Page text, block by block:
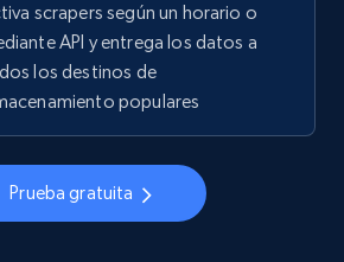
3.5K+ Prueba gratuita
- Collect profile
user name
Followers, Posts count, Is
Is professional account, Is
scrapers según un horario o
API y entrega los datos a
los destinos de
populares
Prueba gratuita